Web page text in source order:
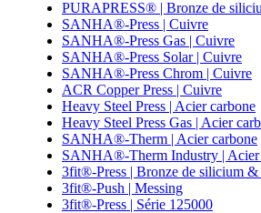
PURAPRESS® | Bronze de
SANHA®-Press | Cuivre
SANHA®-Press Gas | Cuivre
SANHA®-Press Solar | Cuivre
SANHA®-Press Chrom | Cuivre
ACR Copper Press | Cuivre
Heavy Steel Press | Acier carbone
Heavy Steel Press Gas | Acier
SANHA®-Therm | Acier carbone
SANHA®-Therm Industry | Acier
3fit®-Press | Bronze de silicium &
3fit®-Push | Messing
3fit®-Press | Série 125000